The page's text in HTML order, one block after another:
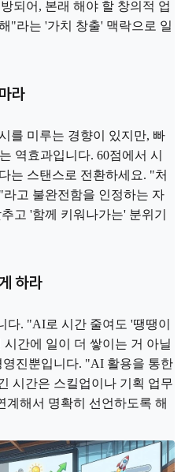
되어, 본래 해야 할 창의적 업
"라는 '가치 창출' 맥락으로 일
라
를 미루는 경향이 있지만, 빠
역효과입니다. 60점에서 시
는 스탠스로 전환하세요. "처
고 불완전함을 인정하는 자
고 '함께 키워나가는' 분위기
하라
다. "AI로 시간 줄여도 '땡땡이
간에 일이 더 쌓이는 거 아닐
진뿐입니다. "AI 활용을 통한
시간은 스킬업이나 기획 업무
계해서 명확히 선언하도록 해